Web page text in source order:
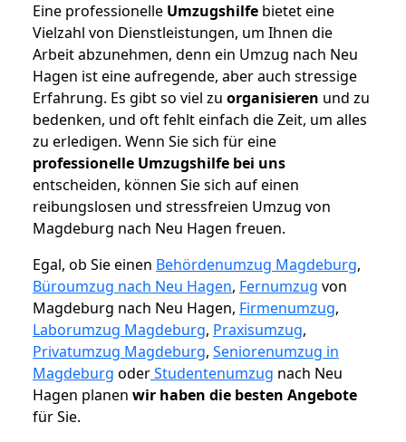
Eine professionelle Umzugshilfe bietet eine
Vielzahl von Dienstleistungen, um Ihnen die
Arbeit abzunehmen, denn ein Umzug nach Neu
Hagen ist eine aufregende, aber auch stressige
Erfahrung. Es gibt so viel zu organisieren und zu
bedenken, und oft fehlt einfach die Zeit, um alles
zu erledigen. Wenn Sie sich für eine
professionelle Umzugshilfe bei uns
entscheiden, können Sie sich auf einen
reibungslosen und stressfreien Umzug von
Magdeburg nach Neu Hagen freuen.
Egal, ob Sie einen Behördenumzug Magdeburg,
Büroumzug nach Neu Hagen, Fernumzug von
Magdeburg nach Neu Hagen, Firmenumzug,
Laborumzug Magdeburg, Praxisumzug,
Privatumzug Magdeburg, Seniorenumzug in
Magdeburg oderStudentenumzug nach Neu
Hagen planen wir haben die besten Angebote
für Sie.